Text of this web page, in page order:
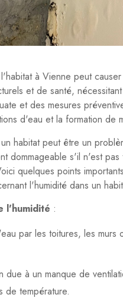
à Vienne peut
et de santé,
et des mesures
d'eau et la formation de
habitat peut être un
dommageable s'il n'est pas
quelques points
l'humidité dans un
l'humidité :
par les toitures, les murs
due à un manque de
de température.